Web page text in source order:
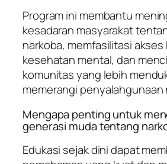
Program ini membantu
kesadaran masyarakat
narkoba, memfasilitasi akses
kesehatan mental, dan
komunitas yang lebih
memerangi penyalahgunaan
Mengapa penting untuk
generasi muda tentang
Edukasi sejak dini dapat